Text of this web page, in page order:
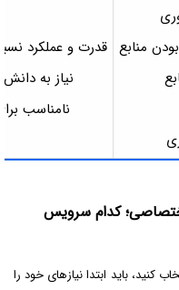
منابع قدرت و عملکرد
نیاز به
نامناسب
کدام سرویس
کنید، باید ابتدا نیازهای خود را